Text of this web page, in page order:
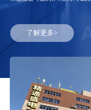
了解更多>